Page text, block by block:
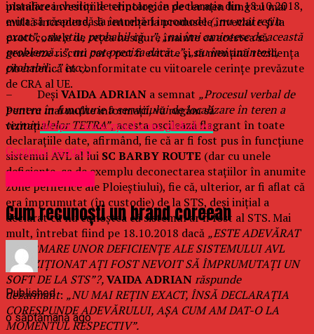
instalarea cheilor de criptare; în declarația din 18.10.2018,
evita să răspundă la întrebări incomode(„nu mai rețin
exact”, „nu știu, probabil că…”, „nu îmi amintesc de această
problemă…”, nu pot preciza dacă…”, „nu îmi amintesc,
probabil…” etc.).
– DeșiVAIDA ADRIAN a semnat „Procesul verbal de
punere în funcțiune a serviciului de localizare în teren a
terminalelor TETRA”, acesta oscilează flagrant în toate
declarațiile date, afirmând, fie că ar fi fost pus în funcțiune
sistemul AVL al lui SC BARBY ROUTE (dar cu unele
deficiențe, ca de exemplu deconectarea stațiilor în anumite
zone periferice ale Ploieștiului), fie că, ulterior, ar fi aflat că
era împrumutat (în custodie) de la STS, deși inițial a
declarat că nu cunoștea că sistemul ar fi fost al STS. Mai
mult, întrebat fiind pe 18.10.2018 dacă „ESTE ADEVĂRAT
CĂ URMARE UNOR DEFICIENȚE ALE SISTEMULUI AVL
ACHIZIȚIONAT AȚI FOST NEVOIT SĂ ÎMPRUMUTAȚI UN
SOFT DE LA STS”?,VAIDA ADRIANrăspunde
dezarmant: „NU MAI REȚIN EXACT, ÎNSĂ DECLARAȚIA
CORESPUNDE ADEVĂRULUI, AȘA CUM AM DAT-O LA
MOMENTUL RESPECTIV”.
planifice investițiile tehnologice pe termen lung cu mai
multă încredere, să renunțe la produsele învechite și la
protocoalele de rețea nesigure înainte ca acestea să
genereze riscuri care pot fi evitate și să mențină reziliența
cibernetică în conformitate cu viitoarele cerințe prevăzute
de CRA al UE.
Pentru mai multe informații, vă rugăm să
vizitațihttps://www.zyxel.com/global/en
Continue Reading
Cum recunoști un brand coreean
Published
o săptămână ago